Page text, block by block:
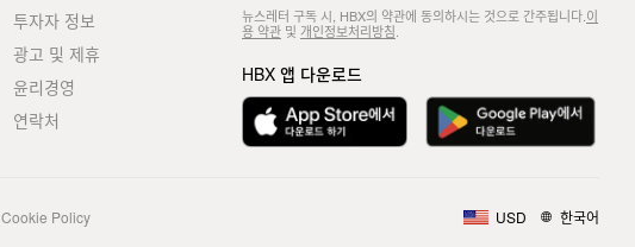
투자자 정보
광고 및 제휴
윤리경영
연락처
뉴스레터 구독 시, HBX의 약관에 동의하시는 것으로 간주됩니다. 이
용 약관및 개인정보처리방침
HBX 앱 다운로드
Cookie Policy USD 한국어